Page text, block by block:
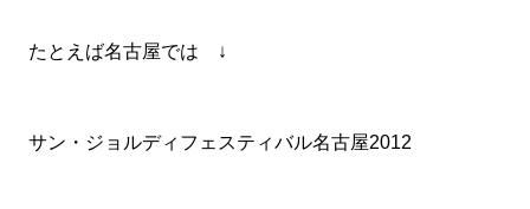
たとえば名古屋では ↓
サン・ジョルディフェスティバル名古屋2012